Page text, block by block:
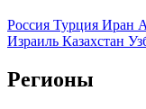
Россия Турция Иран
Израиль Казахстан
Регионы